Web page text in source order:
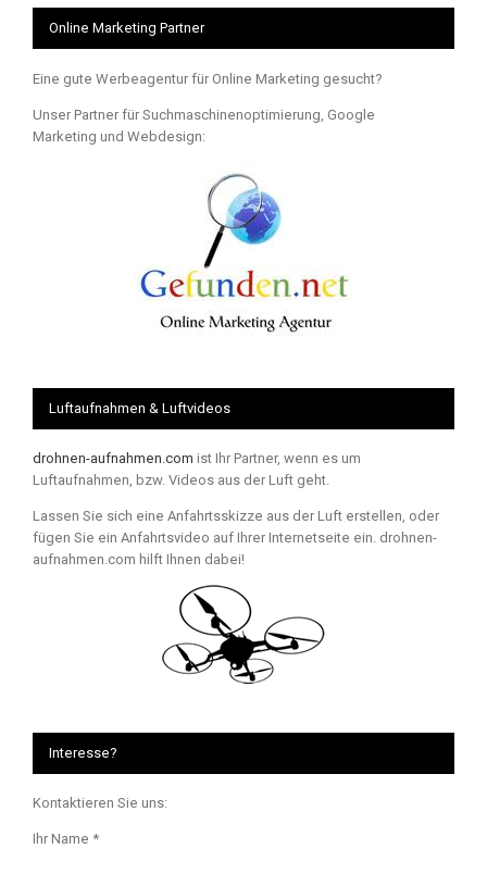
Online Marketing Partner
Eine gute Werbeagentur für Online Marketing gesucht?
Unser Partner für Suchmaschinenoptimierung, Google
Marketing und Webdesign:
Luftaufnahmen & Luftvideos
drohnen-aufnahmen.com ist Ihr Partner, wenn es um
Luftaufnahmen, bzw. Videos aus der Luft geht.
Lassen Sie sich eine Anfahrtsskizze aus der Luft erstellen, oder
fügen Sie ein Anfahrtsvideo auf Ihrer Internetseite ein. drohnen-
aufnahmen.com hilft Ihnen dabei!
Interesse?
Kontaktieren Sie uns:
Ihr Name *